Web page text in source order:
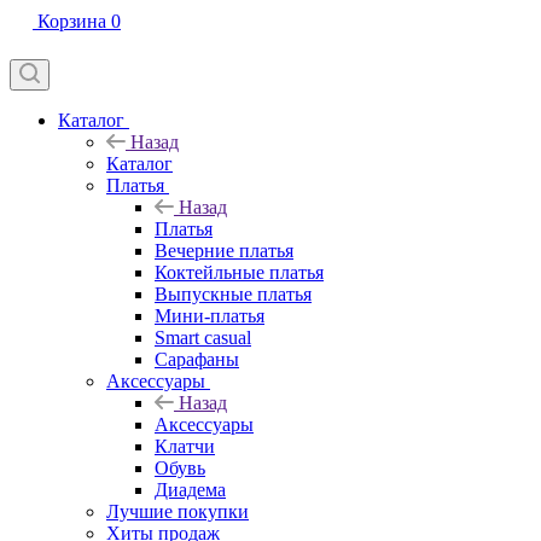
Корзина 0
Каталог
Назад
Каталог
Платья
Назад
Платья
Вечерние платья
Коктейльные платья
Выпускные платья
Мини-платья
Smart casual
Сарафаны
Аксессуары
Назад
Аксессуары
Клатчи
Обувь
Диадема
Лучшие покупки
Хиты продаж